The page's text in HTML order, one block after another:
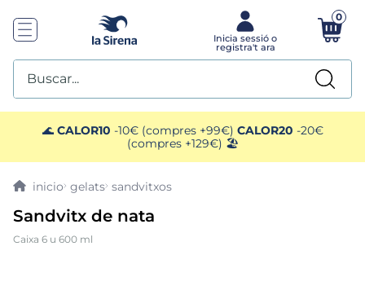
0
Buscar...
🌊 CALOR10 -10€ (compres +99€) CALOR20 -20€
(compres +129€) 🏖️
gelats sandvitxos
Sandvitx de nata
Caixa 6 u 600 ml
TOP SEARCHES
1. mariscos
gelats sirena
3. ensaladilla